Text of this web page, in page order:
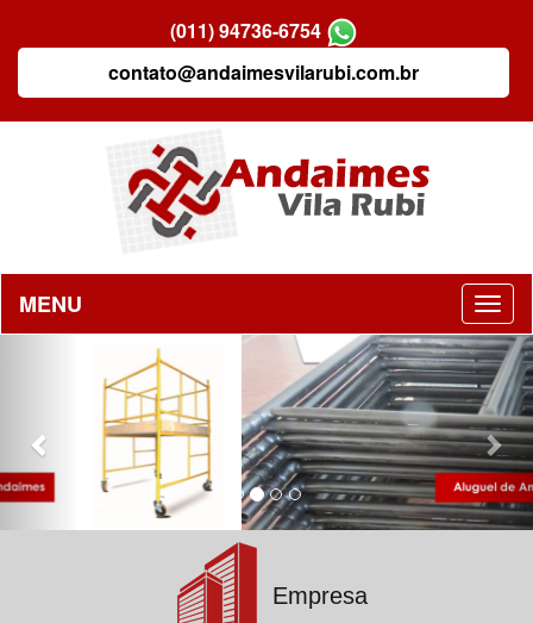
(011) 94736-6754
contato@andaimesvilarubi.com.br
MENU
Empresa